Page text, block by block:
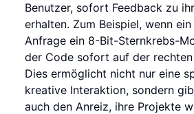
Benutzer, sofort Feedback zu
erhalten. Zum Beispiel, wenn
Anfrage ein 8-Bit-Sternkrebs-
der Code sofort auf der
Dies ermöglicht nicht nur eine
kreative Interaktion, sondern
auch den Anreiz, ihre Projekte